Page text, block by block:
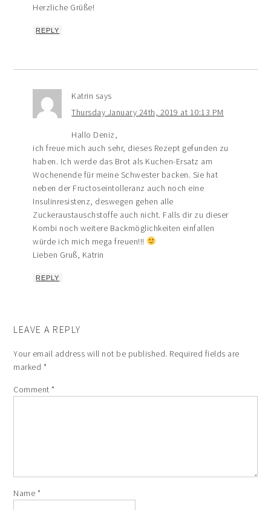
Herzliche Grüße!
REPLY
Katrin says
Thursday January 24th, 2019 at 10:13 PM
Hallo Deniz,
ich freue mich auch sehr, dieses Rezept gefunden zu
haben. Ich werde das Brot als Kuchen-Ersatz am
Wochenende für meine Schwester backen. Sie hat
neben der Fructoseintolleranz auch noch eine
Insulinresistenz, deswegen gehen alle
Zuckeraustauschstoffe auch nicht. Falls dir zu dieser
Kombi noch weitere Backmöglichkeiten einfallen
würde ich mich mega freuen!!!
Lieben Gruß, Katrin
REPLY
LEAVE A REPLY
Your email address will not be published. Required fields are
marked *
Comment*
Name *